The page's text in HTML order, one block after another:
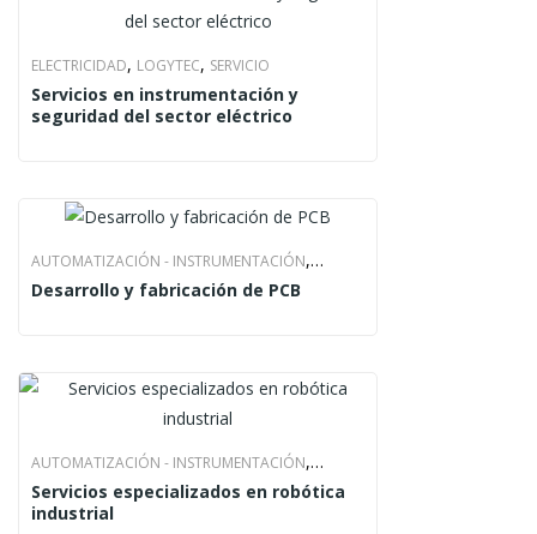
ELECTRICIDAD, LOGYTEC, SERVICIO
Servicios en instrumentación y
seguridad del sector eléctrico
AUTOMATIZACIÓN - INSTRUMENTACIÓN,
SERVICIO, SMELPRO
Desarrollo y fabricación de PCB
AUTOMATIZACIÓN - INSTRUMENTACIÓN,
MECANOS AUTOMATION,SERVICIO
Servicios especializados en robótica
industrial